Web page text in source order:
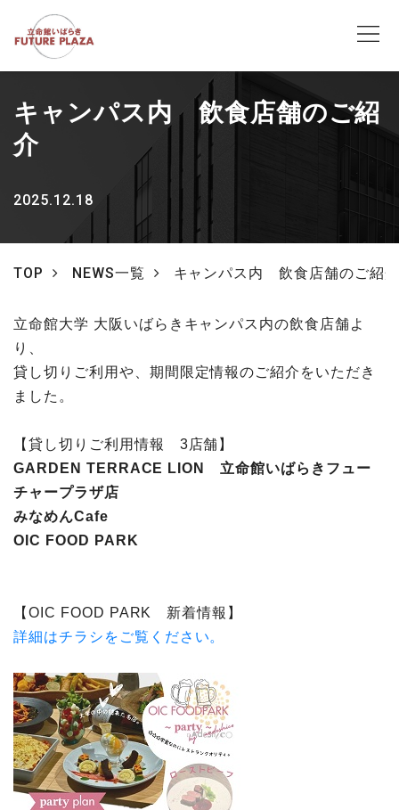
キャンパス内 飲食店舗のご紹
介
2025.12.18
TOP NEWS一覧 キャンパス内 飲食店舗のご紹介
立命館大学 大阪いばらきキャンパス内の飲食店舗よ
り、
貸し切りご利用や、期間限定情報のご紹介をいただき
ました。
【貸し切りご利用情報 3店舗】
GARDEN TERRACE LION 立命館いばらきフュー
チャープラザ店
みなめんCafe
OIC FOOD PARK
【 OIC FOOD PARK 新着情報 】
詳細はチラシをご覧ください。